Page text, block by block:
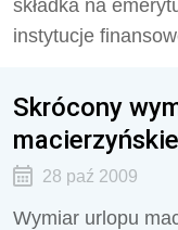
składka na
instytucje
Skrócony
28 paź 2009
Wymiar urlopu